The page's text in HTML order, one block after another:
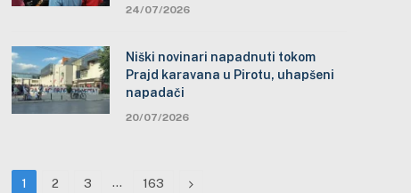
24/07/2026
Niški novinari napadnuti tokom
Prajd karavana u Pirotu, uhapšeni
napadači
20/07/2026
1 2 3 … 163 Next